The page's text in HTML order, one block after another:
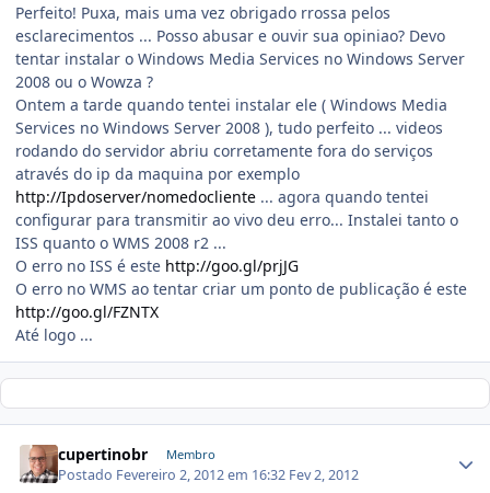
Perfeito! Puxa, mais uma vez obrigado rrossa pelos
esclarecimentos ... Posso abusar e ouvir sua opiniao? Devo
tentar instalar o Windows Media Services no Windows Server
2008 ou o Wowza ?
Ontem a tarde quando tentei instalar ele ( Windows Media
Services no Windows Server 2008 ), tudo perfeito ... videos
rodando do servidor abriu corretamente fora do serviços
através do ip da maquina por exemplo
http://Ipdoserver/nomedocliente ... agora quando tentei
configurar para transmitir ao vivo deu erro... Instalei tanto o
ISS quanto o WMS 2008 r2 ...
O erro no ISS é este http://goo.gl/prjJG
O erro no WMS ao tentar criar um ponto de publicação é este
http://goo.gl/FZNTX
Até logo ...
cupertinobr Membro
Postado Fevereiro 2, 2012 em 16:32 Fev 2, 2012